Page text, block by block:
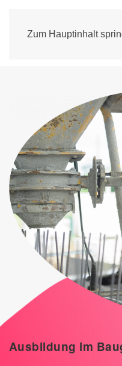
Zum Hauptinhalt
Ausbildung im